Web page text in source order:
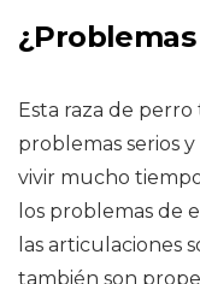
Esta raza de
problemas serios
vivir mucho
los problemas de
las articulaciones
también son